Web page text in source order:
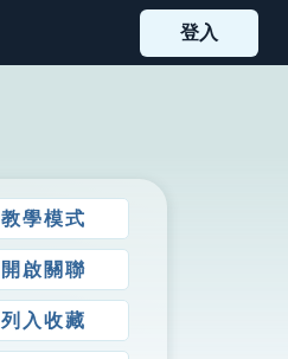
登入
教學模式
開啟關聯
列入收藏